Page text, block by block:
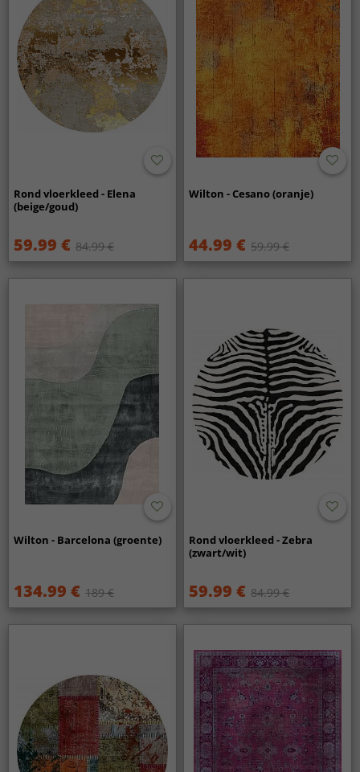
Rond vloerkleed - Elena
(beige/goud)
59.99 € 84.99 €
Wilton - Cesano (oranje)
44.99 € 59.99 €
Wilton - Barcelona (groente)
134.99 € 189 €
Rond vloerkleed - Zebra
(zwart/wit)
59.99 € 84.99 €